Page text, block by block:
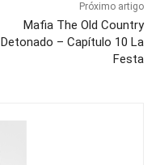
Próximo artigo
Mafia The Old Country
Detonado – Capítulo 10 La
Festa